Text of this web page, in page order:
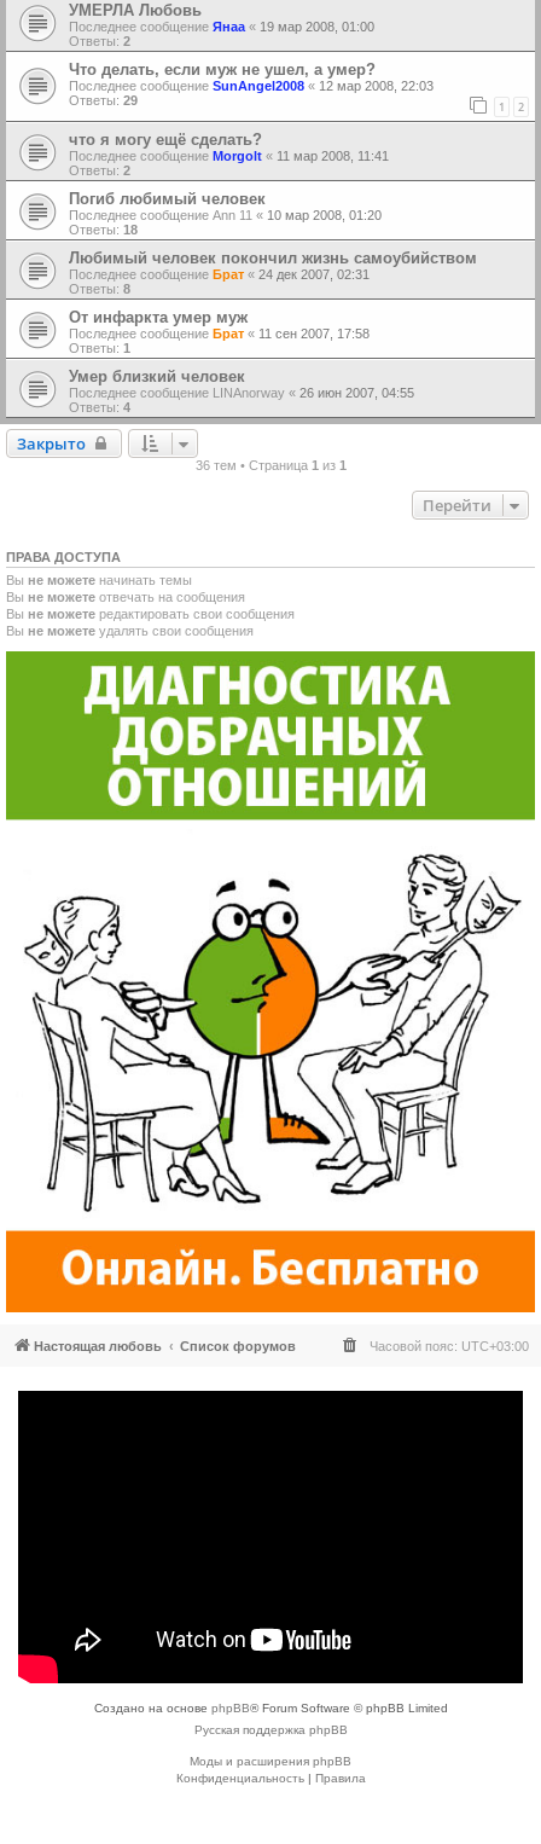
УМЕРЛА Любовь
Последнее сообщение Янаа « 19 мар 2008, 01:00
Ответы: 2
Что делать, если муж не ушел, а умер?
Последнее сообщение SunAngel2008 « 12 мар 2008, 22:03
Ответы: 29 1 2
что я могу ещё сделать?
Последнее сообщение Morgolt « 11 мар 2008, 11:41
Ответы: 2
Погиб любимый человек
Последнее сообщение Ann 11 « 10 мар 2008, 01:20
Ответы: 18
Любимый человек покончил жизнь самоубийством
Последнее сообщение Брат « 24 дек 2007, 02:31
Ответы: 8
От инфаркта умер муж
Последнее сообщение Брат « 11 сен 2007, 17:58
Ответы: 1
Умер близкий человек
Последнее сообщение LINAnorway « 26 июн 2007, 04:55
Ответы: 4
Закрыто
Закрыто
36 тем • Страница 1 из 1
Перейти
ПРАВА ДОСТУПА
Вы не можете начинать темы
Вы не можете отвечать на сообщения
Вы не можете редактировать свои сообщения
Вы не можете удалять свои сообщения
Настоящая любовь Список форумов Часовой пояс: UTC+03:00
Создано на основе phpBB® Forum Software © phpBB Limited
Русская поддержка phpBB
Моды и расширения phpBB
Конфиденциальность| Правила